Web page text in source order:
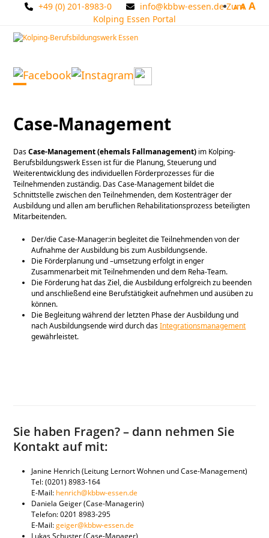
+49 (0) 201-8983-0 info@kbbw-essen.de Zum
Kolping Essen Portal
A A A
mobile
mobile
Case-Management
DasCase-Management (ehemals Fallmanagement) im Kolping-
Berufsbildungswerk Essen ist für die Planung, Steuerung und
Weiterentwicklung des individuellen Förderprozesses für die
Teilnehmenden zuständig. Das Case-Management bildet die
Schnittstelle zwischen den Teilnehmenden, dem Kostenträger der
Ausbildung und allen am beruflichen Rehabilitationsprozess beteiligten
Mitarbeitenden.
Der/die Case-Manager:in begleitet die Teilnehmenden von der
Aufnahme der Ausbildung bis zum Ausbildungsende.
Die Förderplanung und –umsetzung erfolgt in enger
Zusammenarbeit mit Teilnehmenden und dem Reha-Team.
Die Förderung hat das Ziel, die Ausbildung erfolgreich zu beenden
und anschließend eine Berufstätigkeit aufnehmen und ausüben zu
können.
Die Begleitung während der letzten Phase der Ausbildung und
nach Ausbildungsende wird durch dasIntegrationsmanagement
gewährleistet.
Sie haben Fragen? – dann nehmen Sie
Kontakt auf mit:
Janine Henrich (Leitung Lernort Wohnen und Case-Management)
Tel: (0201) 8983-164
E-Mail: henrich@kbbw-essen.de
Daniela Geiger (Case-Managerin)
Telefon: 0201 8983-295
E-Mail:geiger@kbbw-essen.de
Lukas Schuster (Case-Manager)